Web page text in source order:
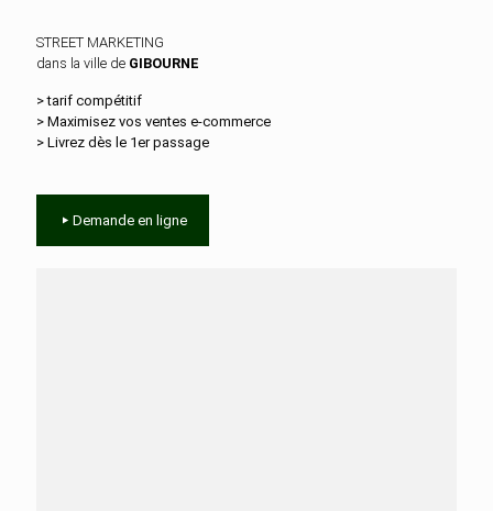
STREET MARKETING
dans la ville de GIBOURNE
> tarif compétitif
> Maximisez vos ventes e‑commerce
> Livrez dès le 1er passage
Demande en ligne